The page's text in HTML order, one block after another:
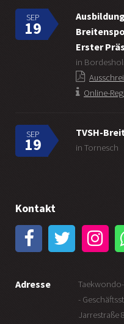
SEP
19
Erster
in
Online-
SEP
19
TVSH-
in Tornesch
Kontakt
Adresse
-
Jarrestraße